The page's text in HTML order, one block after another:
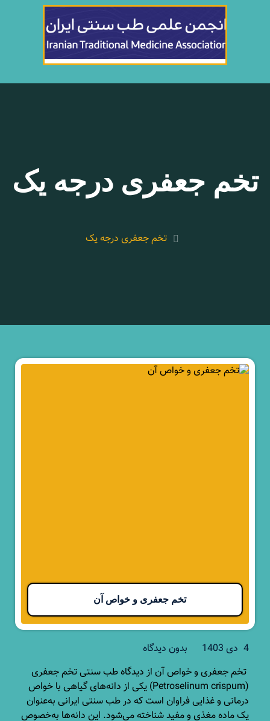
تخم جعفری درجه یک
تخم جعفری درجه یک
تخم جعفری و خواص آن
4 دی 1403
بدون دیدگاه
تخم جعفری و خواص آن از دیدگاه طب سنتی تخم جعفری
(Petroselinum crispum) یکی از دانه‌های گیاهی با خواص
درمانی و غذایی فراوان است که در طب سنتی ایرانی به‌عنوان
یک ماده مغذی و مفید شناخته می‌شود. این دانه‌ها به‌خصوص